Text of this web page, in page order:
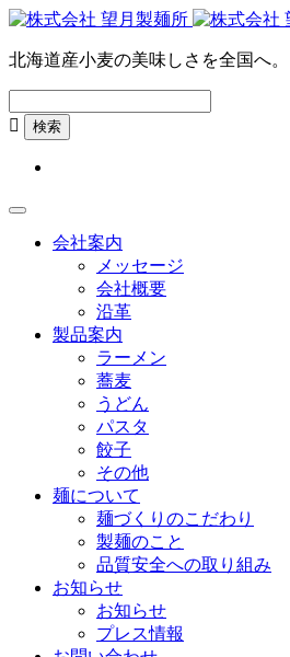
北海道産小麦の美味しさを全国へ。

会社案内
メッセージ
会社概要
沿革
製品案内
ラーメン
蕎麦
うどん
パスタ
餃子
その他
麺について
麺づくりのこだわり
製麺のこと
品質安全への取り組み
お知らせ
お知らせ
プレス情報